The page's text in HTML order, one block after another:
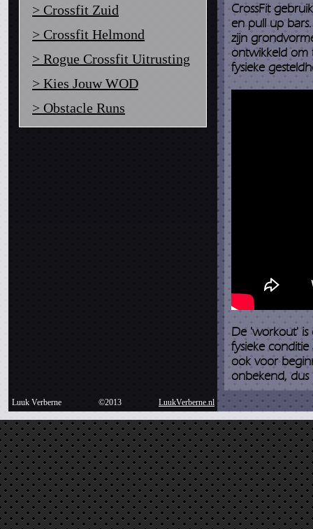
> Crossfit Zuid
> Crossfit Helmond
> Rogue Crossfit Uitrusting
> Kies Jouw WOD
> Obstacle Runs
Luuk Verberne ©2013 LuukVerberne.nl
CrossFit
en pull up
zijn
ontwikkeld om
fysieke
De 'workout' is
fysieke
ook voor
onbekend,